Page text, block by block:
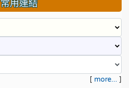
常用連結
[ more... ]